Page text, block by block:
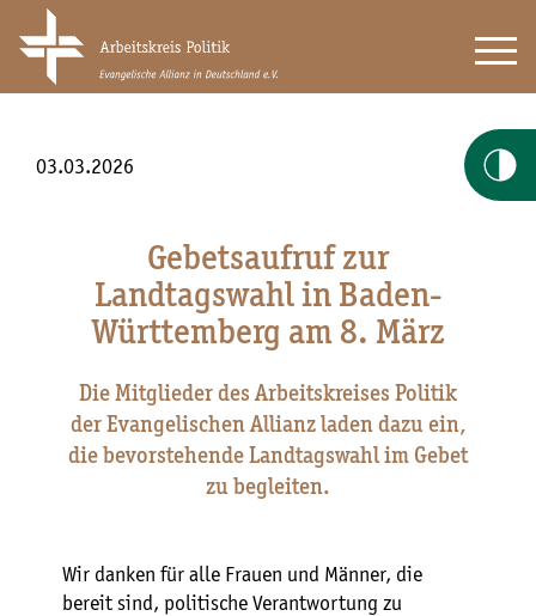
03.03.2026
Gebetsaufruf zur
Landtagswahl in Baden-
Württemberg am 8. März
Die Mitglieder des Arbeitskreises Politik
der Evangelischen Allianz laden dazu ein,
die bevorstehende Landtagswahl im Gebet
zu begleiten.
Wir danken für alle Frauen und Männer, die
bereit sind, politische Verantwortung zu